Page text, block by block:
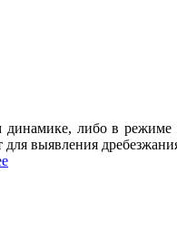
либо в режиме
выявления